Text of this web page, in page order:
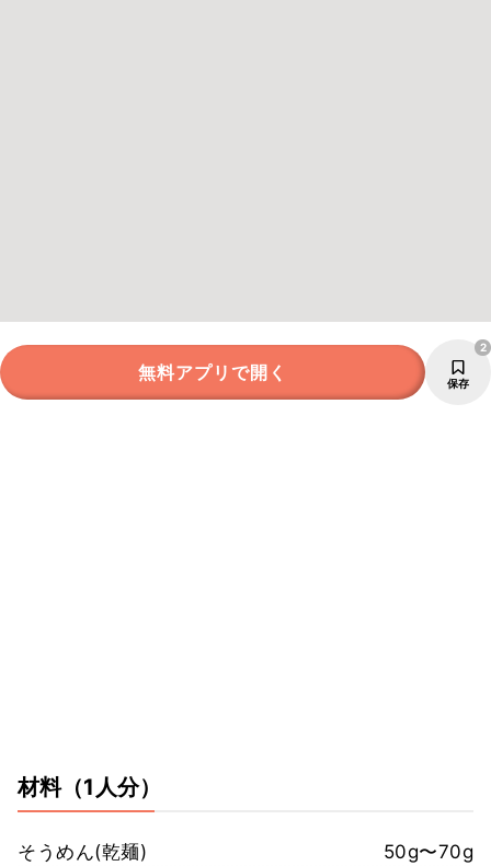
無料アプリで開く 保存
2
材料（1人分）
そうめん(乾麺)
50g〜70g